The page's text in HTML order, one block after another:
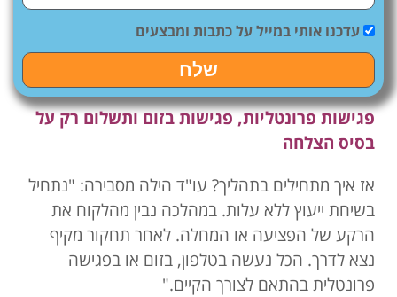
עדכנו אותי במייל על כתבות ומבצעים
שלח
פגישות פרונטליות, פגישות בזום ותשלום רק על
בסיס הצלחה
אז איך מתחילים בתהליך? עו"ד הילה מסבירה: "נתחיל
בשיחת ייעוץ ללא עלות. במהלכה נבין מהלקוח את
הרקע של הפציעה או המחלה. לאחר תחקור מקיף
נצא לדרך. הכל נעשה בטלפון, בזום או בפגישה
פרונטלית בהתאם לצורך הקיים."